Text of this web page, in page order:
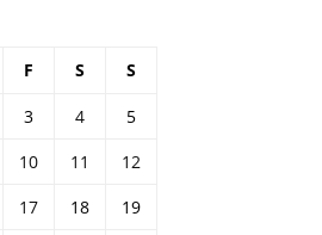
F S S
3 4
5
10 11
12
17 18
19